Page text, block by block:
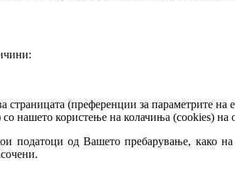
(преференции за параметрите на
нашето користење на колачиња (cookies) на
податоци од Вашето пребарување, како